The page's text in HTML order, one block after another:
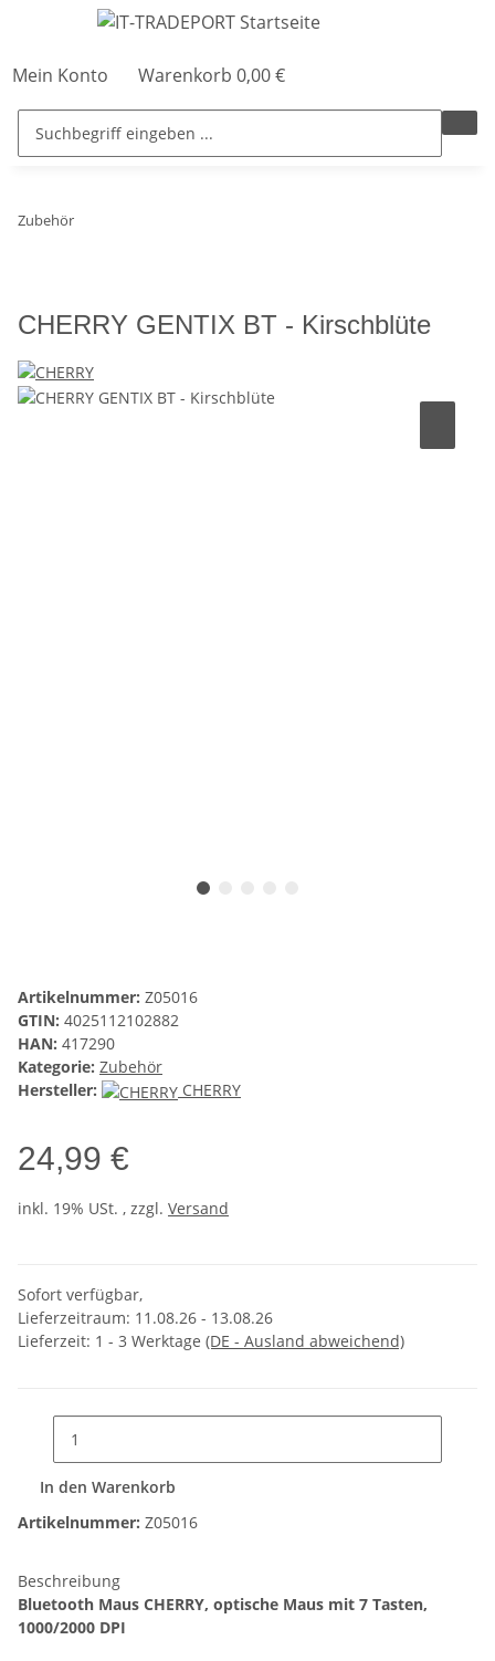
Mein Konto Warenkorb 0,00 €
Zubehör
CHERRY GENTIX BT - Kirschblüte
Artikelnummer: Z05016
GTIN: 4025112102882
HAN: 417290
Kategorie: Zubehör
Hersteller:
CHERRY
24,99 €
inkl. 19% USt. , zzgl. Versand
Sofort verfügbar,
Lieferzeitraum: 11.08.26 - 13.08.26
Lieferzeit: 1 - 3 Werktage (DE - Ausland abweichend)
In den Warenkorb
Artikelnummer: Z05016
Beschreibung
Bluetooth Maus CHERRY, optische Maus mit 7 Tasten,
1000/2000 DPI